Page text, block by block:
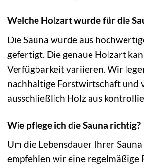
Welche Holzart wurde für die
Die Sauna wurde aus
gefertigt. Die genaue Holzart
Verfügbarkeit variieren. Wir
nachhaltige Forstwirtschaft und
ausschließlich Holz aus
Wie pflege ich die Sauna richtig?
Um die Lebensdauer Ihrer
empfehlen wir eine regelmäßige